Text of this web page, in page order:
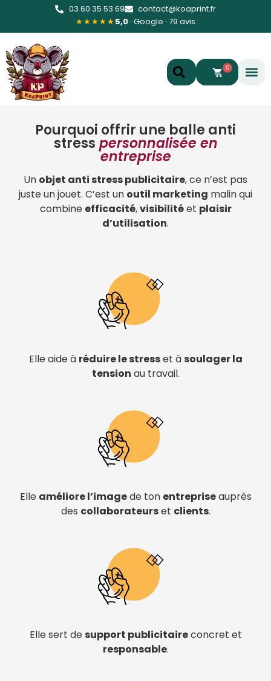
03 60 35 53 69
contact@koaprint.fr
★★★★★5,0 · Google · 79 avis
0
Pourquoi offrir une balle anti
stress personnalisée en
entreprise
Un objet anti stress publicitaire, ce n’est pas
juste un jouet. C’est un outil marketing malin qui
combine efficacité,visibilitéet plaisir
d’utilisation.
Elle aide à réduire le stresset à soulager la
tension au travail.
Elle améliore l’imagede ton entrepriseauprès
des collaborateurset clients.
Elle sert de support publicitaireconcret et
responsable.